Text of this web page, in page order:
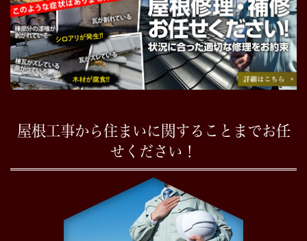
屋根工事から住まいに関することまでお任
せください！